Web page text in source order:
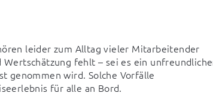
leider zum Alltag vieler Mitarbeitender
Wertschätzung fehlt – sei es ein
genommen wird. Solche Vorfälle
für alle an Bord.